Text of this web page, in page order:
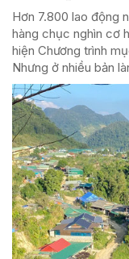
Hơn 7.800 lao động
hàng chục nghìn cơ
hiện Chương trình
Nhưng ở nhiều bản